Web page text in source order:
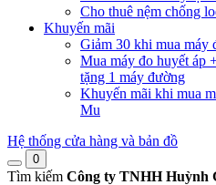
Cho thuê nệm chống
Khuyến mãi
Giảm 30 khi mua máy
Mua máy đo huyết áp
tặng 1 máy đường
Khuyến mãi khi mua
Mu
Hệ thống cửa hàng và bản đồ
0
Tìm kiếm Công ty TNHH Huỳnh